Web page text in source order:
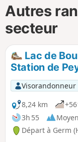
Autres
secteur
Lac de
Station de
Visorandonneur
8,24 km
3h 55
Départ à Germ